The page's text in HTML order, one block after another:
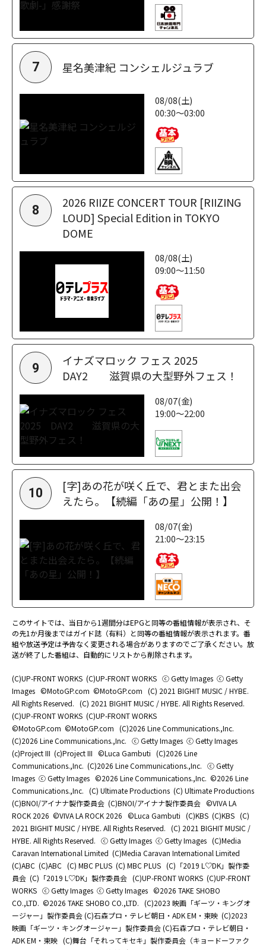
7 星名美津紀 コンシェルジュラブ
08/08(土)
00:30～03:00
8
2026 RIIZE CONCERT TOUR [RIIZING
LOUD] Special Edition in TOKYO
DOME
08/08(土)
09:00～11:50
9
イナズマロック フェス 2025
DAY2 滋賀県の大型野外フェス！
08/07(金)
19:00～22:00
10
[字]あの花が咲く丘で、君とまた出会
えたら。【続編「あの星」公開！】
08/07(金)
21:00～23:15
このサイトでは、当日から1週間分はEPGと同等の番組情報が表示され、そ
の先1か月後まではガイド誌（有料）と同等の番組情報が表示されます。番
組や放送予定は予告なく変更される場合がありますのでご了承ください。放
送が終了した番組は、自動的にリストから削除されます。
(C)UP-FRONT WORKS (C)UP-FRONT WORKS ⓒ Getty Images ⓒ Getty
Images ©MotoGP.com ©MotoGP.com (C) 2021 BIGHIT MUSIC / HYBE.
All Rights Reserved. (C) 2021 BIGHIT MUSIC / HYBE. All Rights Reserved.
(C)UP-FRONT WORKS (C)UP-FRONT WORKS
©MotoGP.com ©MotoGP.com (C)2026 Line Communications.,Inc.
(C)2026 Line Communications.,Inc. ⓒ Getty Images ⓒ Getty Images
(c)Project III (c)Project III ©Luca Gambuti (C)2026 Line
Communications.,Inc. (C)2026 Line Communications.,Inc. ⓒ Getty
Images ⓒ Getty Images ©2026 Line Communications.,Inc. ©2026 Line
Communications.,Inc. (C) Ultimate Productions (C) Ultimate Productions
(C)BNOI/アイナナ製作委員会 (C)BNOI/アイナナ製作委員会 ©️VIVA LA
ROCK 2026 ©️VIVA LA ROCK 2026 ©Luca Gambuti (C)KBS (C)KBS (C)
2021 BIGHIT MUSIC / HYBE. All Rights Reserved. (C) 2021 BIGHIT MUSIC /
HYBE. All Rights Reserved. ⓒ Getty Images ⓒ Getty Images (C)Media
Caravan International Limited (C)Media Caravan International Limited
(C)ABC (C)ABC (C) MBC PLUS (C) MBC PLUS (C)「2019 L♡DK」製作委
員会 (C)「2019 L♡DK」製作委員会 (C)UP-FRONT WORKS (C)UP-FRONT
WORKS ⓒ Getty Images ⓒ Getty Images ©2026 TAKE SHOBO
CO.,LTD. ©2026 TAKE SHOBO CO.,LTD. (C)2023 映画「ギーツ・キングオ
ージャー」製作委員会 (C)石森プロ・テレビ朝日・ADK EM・東映 (C)2023
映画「ギーツ・キングオージャー」製作委員会 (C)石森プロ・テレビ朝日・
ADK EM・東映 (C)舞台「それってキセキ」製作委員会（キョードーファク